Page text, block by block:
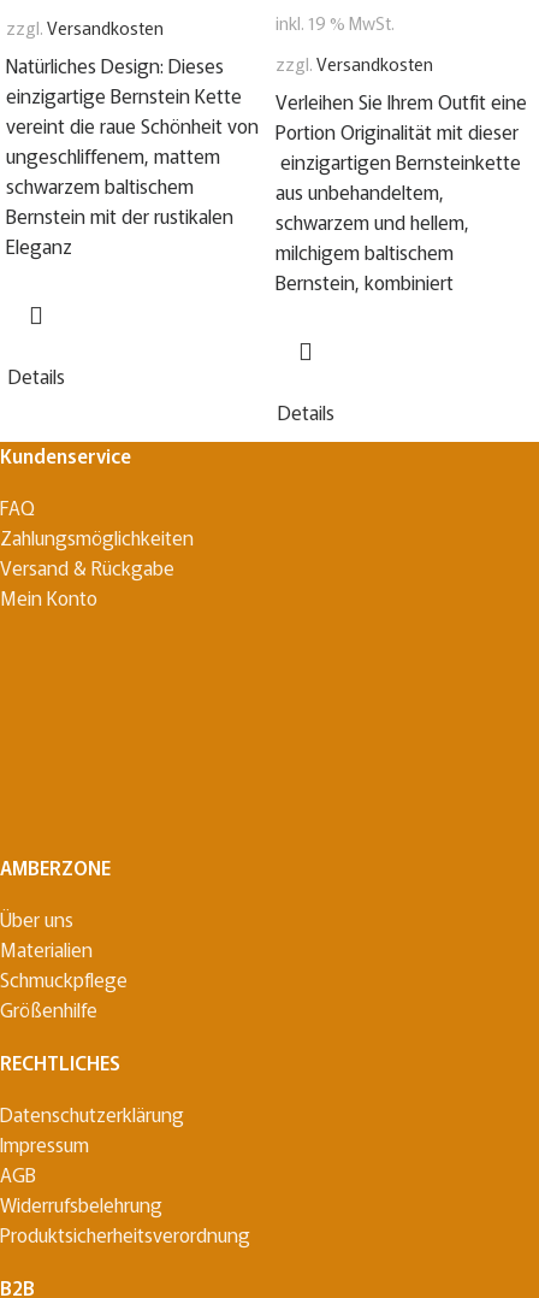
zzgl.Versandkosten
Natürliches Design: Dieses
einzigartige Bernstein Kette
vereint die raue Schönheit von
ungeschliffenem, mattem
schwarzem baltischem
Bernstein mit der rustikalen
Eleganz
Details
inkl. 19 % MwSt.
zzgl.Versandkosten
Verleihen Sie Ihrem Outfit eine
Portion Originalität mit dieser
einzigartigen Bernsteinkette
aus unbehandeltem,
schwarzem und hellem,
milchigem baltischem
Bernstein, kombiniert
Details
Kundenservice
FAQ
Zahlungsmöglichkeiten
Versand & Rückgabe
Mein Konto
AMBERZONE
Über uns
Materialien
Schmuckpflege
Größenhilfe
RECHTLICHES
Datenschutzerklärung
Impressum
AGB
Widerrufsbelehrung
Produktsicherheitsverordnung
B2B